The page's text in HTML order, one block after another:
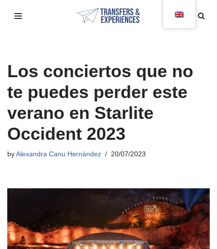
Los conciertos que no
te puedes perder este
verano en Starlite
Occident 2023
by Alexandra Canu Hernández 20/07/2023